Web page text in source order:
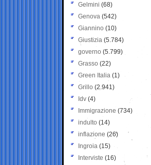
Gelmini (68)
Genova (542)
Giannino (10)
Giustizia (5.784)
governo (5.799)
Grasso (22)
Green Italia (1)
Grillo (2.941)
Idv (4)
Immigrazione (734)
indulto (14)
inflazione (26)
Ingroia (15)
Interviste (16)